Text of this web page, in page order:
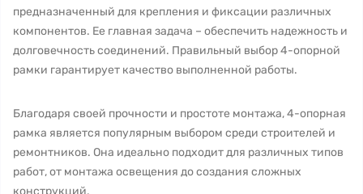
предназначенный для крепления и фиксации различных
компонентов. Ее главная задача – обеспечить надежность и
долговечность соединений. Правильный выбор 4-опорной
рамки гарантирует качество выполненной работы.
Благодаря своей прочности и простоте монтажа, 4-опорная
рамка является популярным выбором среди строителей и
ремонтников. Она идеально подходит для различных типов
работ, от монтажа освещения до создания сложных
конструкций.